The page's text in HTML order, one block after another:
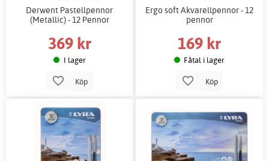
Derwent Pastellpennor
(Metallic) - 12 Pennor
369 kr
I lager
Köp
Ergo soft Akvarellpennor - 12
pennor
169 kr
Fåtal i lager
Köp